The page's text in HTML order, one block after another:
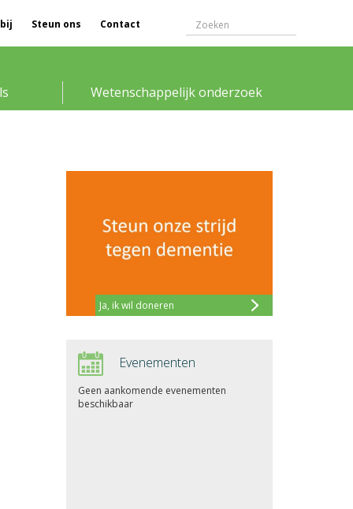
Steun ons Contact
Wetenschappelijk onderzoek
Ja, ik wil doneren
Evenementen
Geen aankomende evenementen
beschikbaar